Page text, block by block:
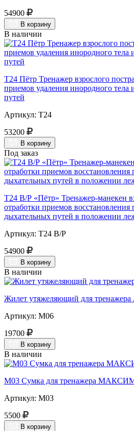
54900
В корзину
В наличии
Т24 Пётр Тренажер взрослого
приемов удаления инородного тела
путей
Артикул: Т24
53200
В корзину
Под заказ
Т24 В/Р «Пётр» Тренажер-манекен
отработки приемов
дыхательных путей в положении
Артикул: Т24 В/Р
54900
В корзину
В наличии
Жилет утяжеляющий для
Артикул: М06
19700
В корзину
В наличии
М03 Сумка для тренажера
Артикул: М03
5500
В корзину